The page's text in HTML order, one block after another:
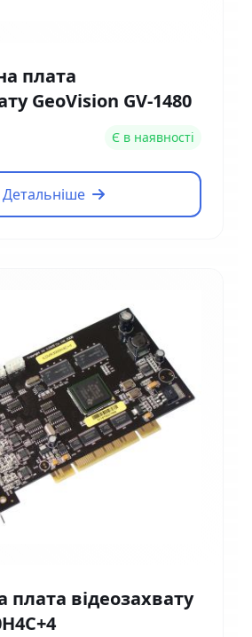
плата
GeoVision GV-1480
Є в наявності
Детальніше
плата відеозахвату